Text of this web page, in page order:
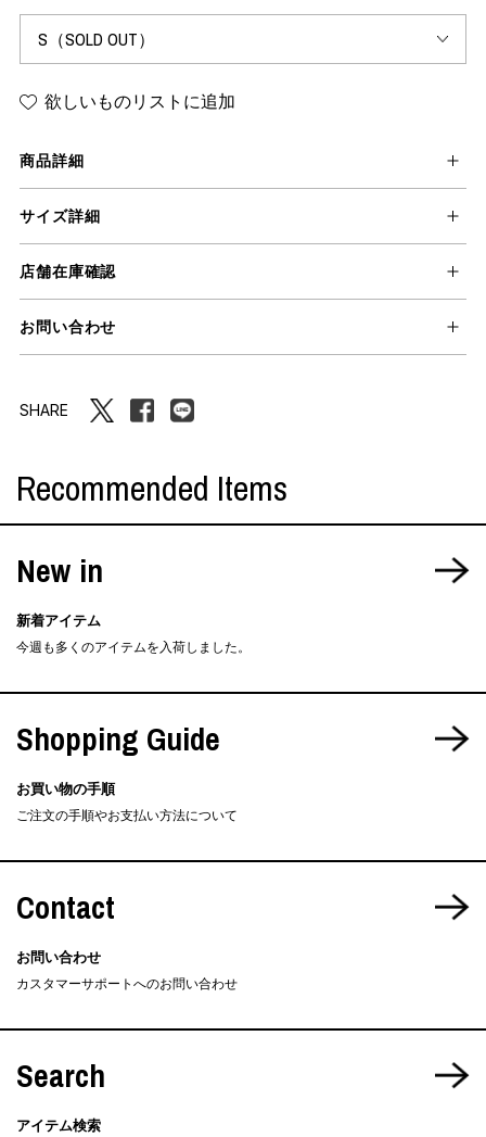
欲しいものリストに追加
商品詳細
サイズ詳細
店舗在庫確認
お問い合わせ
SHARE
Recommended Items
New in
新着アイテム
今週も多くのアイテムを入荷しました。
Shopping Guide
お買い物の手順
ご注文の手順やお支払い方法について
Contact
お問い合わせ
カスタマーサポートへのお問い合わせ
Search
アイテム検索